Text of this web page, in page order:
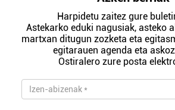
Harpidetu zaitez gure
Astekarko eduki nagusiak, asteko
martxan ditugun zozketa eta
egitarauen agenda eta
Ostiralero zure posta